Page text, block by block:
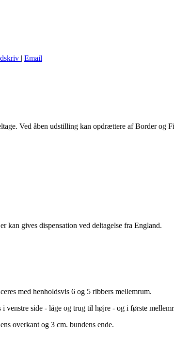
| Email
Ved åben udstilling kan opdrættere af Border og
kan gives dispensation ved deltagelse fra England.
med henholdsvis 6 og 5 ribbers mellemrum.
venstre side - låge og trug til højre - og i første
overkant og 3 cm. bundens ende.